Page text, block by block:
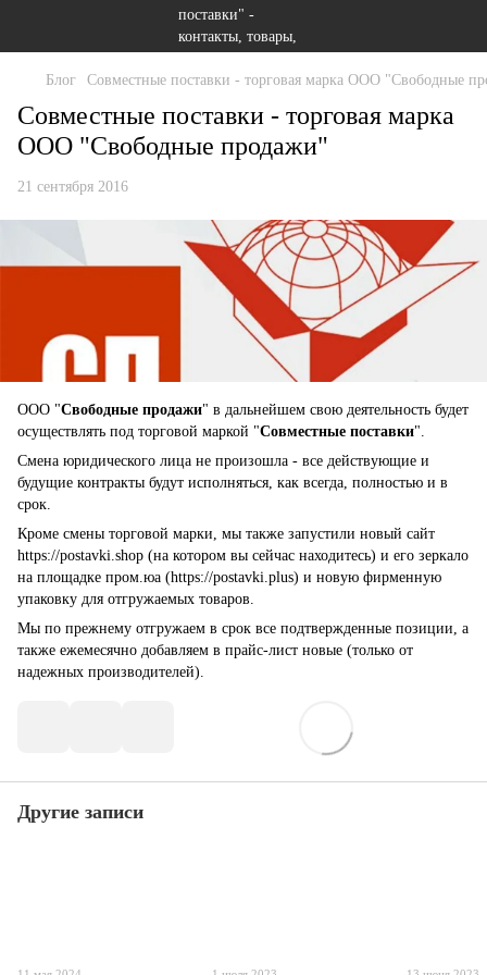
Блог Совместные поставки - торговая марка ООО "Свободные
Совместные поставки - торговая марка
ООО "Свободные продажи"
21 сентября 2016
ООО "Свободные продажи" в дальнейшем свою деятельность будет
осуществлять под торговой маркой "Совместные поставки".
Смена юридического лица не произошла - все действующие и
будущие контракты будут исполняться, как всегда, полностью и в
срок.
Кроме смены торговой марки, мы также запустили новый сайт
https://postavki.shop (на котором вы сейчас находитесь) и его зеркало
на площадке пром.юа (https://postavki.plus) и новую фирменную
упаковку для отгружаемых товаров.
Мы по прежнему отгружаем в срок все подтвержденные позиции, а
также ежемесячно добавляем в прайс-лист новые (только от
надежных производителей).
Другие записи